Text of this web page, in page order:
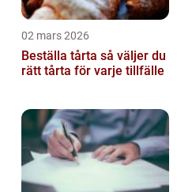
02 mars 2026
Beställa tårta så väljer du
rätt tårta för varje tillfälle